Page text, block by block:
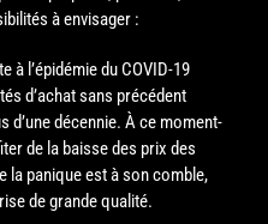
à envisager :
à l’épidémie du COVID-19
d’achat sans précédent
d’une décennie. À ce moment-
de la baisse des prix des
la panique est à son comble,
de grande qualité.